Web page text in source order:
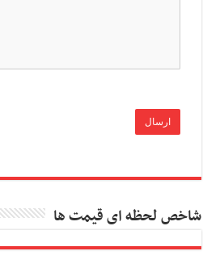
شاخص لحظه ای قیمت ها